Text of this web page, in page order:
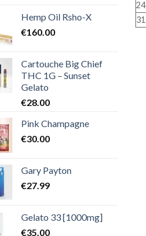
Hemp Oil Rsho-X
€160.00
Cartouche Big Chief
THC 1G – Sunset
Gelato
€28.00
Pink Champagne
€30.00
Gary Payton
€27.99
Gelato 33 [1000mg]
€35.00
24
31